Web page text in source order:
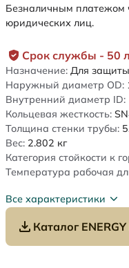
Срок службы - 50
Назначение: Для
Наружный диаметр OD:
Внутренний диаметр ID:
Кольцевая жесткость:
Толщина стенки трубы:
Вес: 2.802 кг
Категория стойкости к
Температура рабочая
Все характеристики
Каталог
Безналичным платежом
юридических лиц.